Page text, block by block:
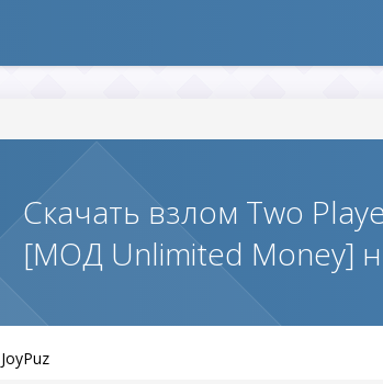
Скачать взлом Two
[МОД Unlimited Money]
JoyPuz